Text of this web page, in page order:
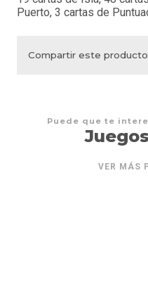
Puerto, 3 cartas de
Compartir este producto
Puede que te
VER MÁS